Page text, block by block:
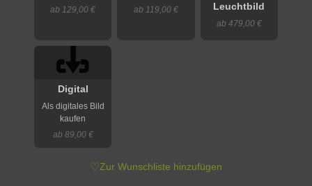
ab 129,00 € ab 119,00 €
Leuchtbild
ab 479,00 €
Digital
Als digitales Bild
kaufen
ab 89,00 €
♡Zur Wunschliste hinzufügen